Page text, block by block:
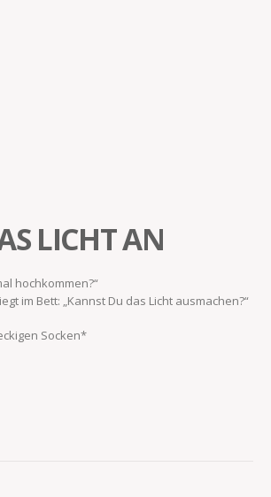
LICHT AN
hochkommen?“
im Bett: „Kannst Du das Licht ausmachen?“
Socken*